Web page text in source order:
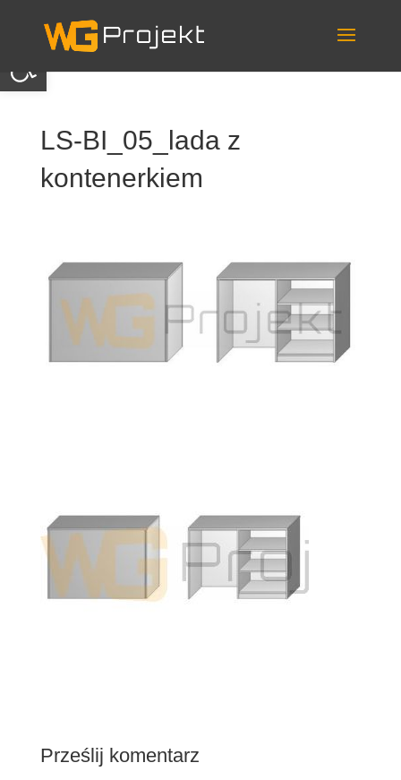
Otwórz pasek narzędzi
content
LS-BI_05_lada z
kontenerkiem
Prześlij komentarz